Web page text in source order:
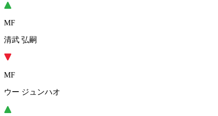
MF
清武 弘嗣
MF
ウー ジュンハオ